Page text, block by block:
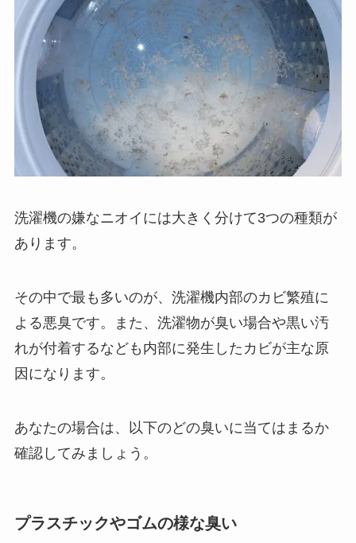
洗濯機の嫌なニオイには大きく分けて3つの種類が
あります。
その中で最も多いのが、洗濯機内部のカビ繁殖に
よる悪臭です。また、洗濯物が臭い場合や黒い汚
れが付着するなども内部に発生したカビが主な原
因になります。
あなたの場合は、以下のどの臭いに当てはまるか
確認してみましょう。
プラスチックやゴムの様な臭い